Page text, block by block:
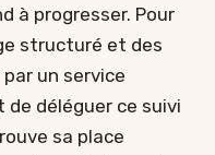
à progresser. Pour
structuré et des
un service
déléguer ce suivi
sa place